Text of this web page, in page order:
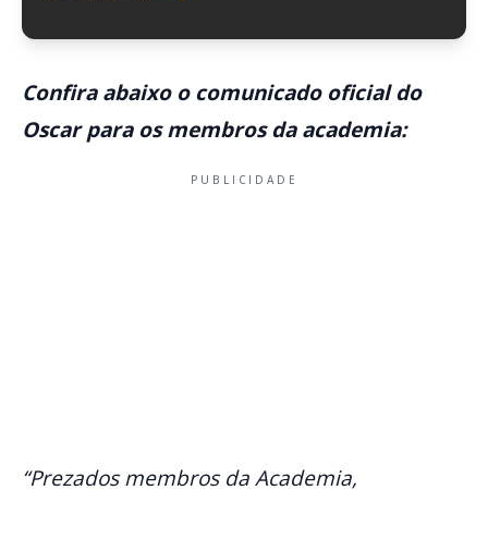
Confira abaixo o comunicado oficial do
Oscar para os membros da academia:
PUBLICIDADE
“Prezados membros da Academia,